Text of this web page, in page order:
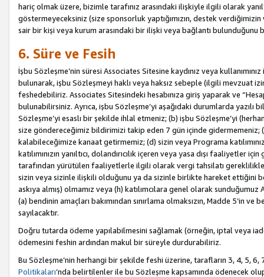
hariç olmak üzere, bizimle tarafınız arasındaki ilişkiyle ilgili olarak
göstermeyeceksiniz (size sponsorluk yaptığımızın, destek
sair bir kişi veya kurum arasındaki bir ilişki veya bağlantı bulunduğunu
6. Süre ve Fesih
İşbu Sözleşme’nin süresi Associates Sitesine kaydınız veya
bulunarak, işbu Sözleşmeyi haklı veya haksız sebeple (ilgili mevzuat
feshedebiliriz. Associates Sitesindeki hesabınıza giriş yaparak ve
bulunabilirsiniz. Ayrıca, işbu Sözleşme’yi aşağıdaki durumlarda yazılı
Sözleşme’yi esaslı bir şekilde ihlal etmeniz; (b) işbu Sözleşme’yi
size göndereceğimiz bildirimizi takip eden 7 gün içinde gidermemeniz;
kalabileceğimize kanaat getirmemiz; (d) sizin veya Programa
katılımınızın yanıltıcı, dolandırıcılık içeren veya yasa dışı
tarafından yürütülen faaliyetlerle ilgili olarak vergi tahsilatı
sizin veya sizinle ilişkili olduğunu ya da sizinle birlikte hareket ettiğini
askıya almış) olmamız veya (h) katılımcılara genel olarak
(a) bendinin amaçları bakımından sınırlama olmaksızın, Madde 5’in
sayılacaktır.
Doğru tutarda ödeme yapılabilmesini sağlamak (örneğin, iptal veya
ödemesini feshin ardından makul bir süreyle durdurabiliriz.
Bu Sözleşme’nin herhangi bir şekilde feshi üzerine, tarafların 3, 4, 5,
Politikaları’nda belirtilenler ile bu Sözleşme kapsamında ödenecek